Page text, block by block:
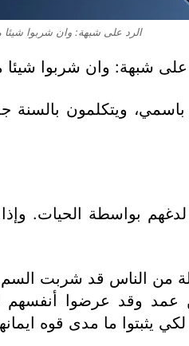
الرد على شبهة: وان شربوا شيئا
على شبهة: وان شربوا شيئا
باسمي، ويتكلمون
بواسطة الحيات.
من الناس قد شربت
عمد وقد عرضوا
يثبتوا ما مدى قوه